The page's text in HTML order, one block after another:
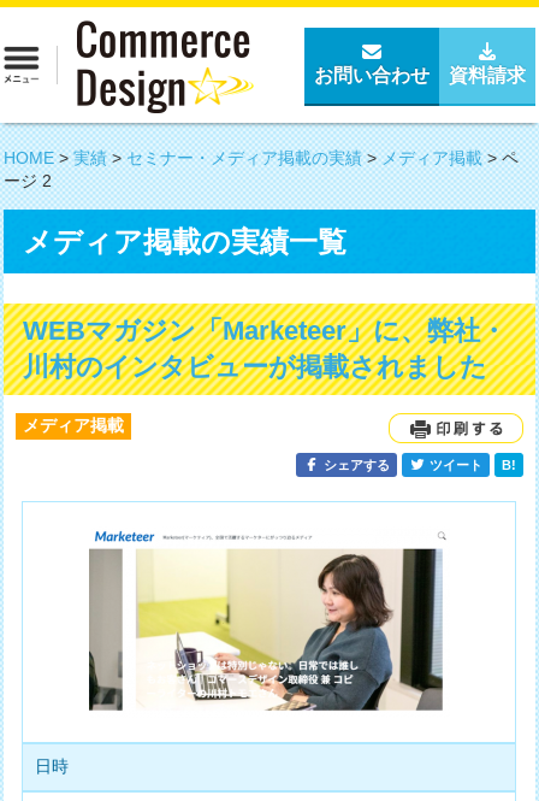
お問い合わせ 資料請求
HOME>実績>セミナー・メディア掲載の実績>メディア掲載>ペ
ージ 2
メディア掲載の実績一覧
WEBマガジン「Marketeer」に、弊社・
川村のインタビューが掲載されました
メディア掲載
シェアする ツイート B!
日時